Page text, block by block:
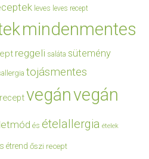
leves leves recept
mindenmentes
reggeli saláta sütemény
tojásmentes
vegánvegán
és ételallergia ételek
étrend őszi recept